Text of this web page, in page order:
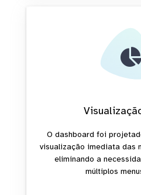
O dashboard foi
visualização imediata das
eliminando a
múltiplos